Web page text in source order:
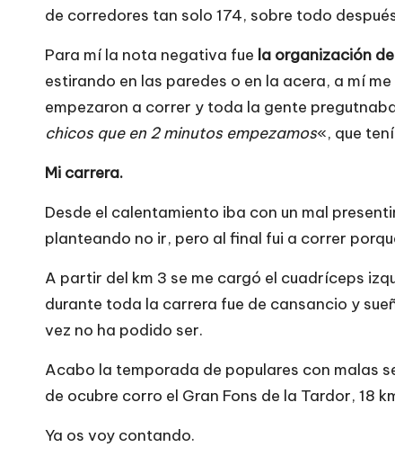
de corredores tan solo 174, sobre todo
Para mí la nota negativa fue la organización
estirando en las paredes o en la acera, a mí
empezaron a correr y toda la gente
chicos que en 2 minutos empezamos«, que
Mi carrera.
Desde el calentamiento iba con un mal
planteando no ir, pero al final fui a correr
A partir del km 3 se me cargó el cuadríceps
durante toda la carrera fue de cansancio y
vez no ha podido ser.
Acabo la temporada de populares con malas
de ocubre corro el Gran Fons de la Tardor, 18
Ya os voy contando.